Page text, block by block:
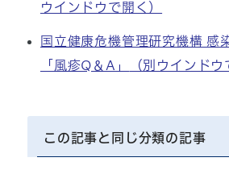
ウインドウで開く）
国立健康危機管理研究機構 感
「風疹Q＆A」
（別ウインドウ
この記事と同じ分類の記事